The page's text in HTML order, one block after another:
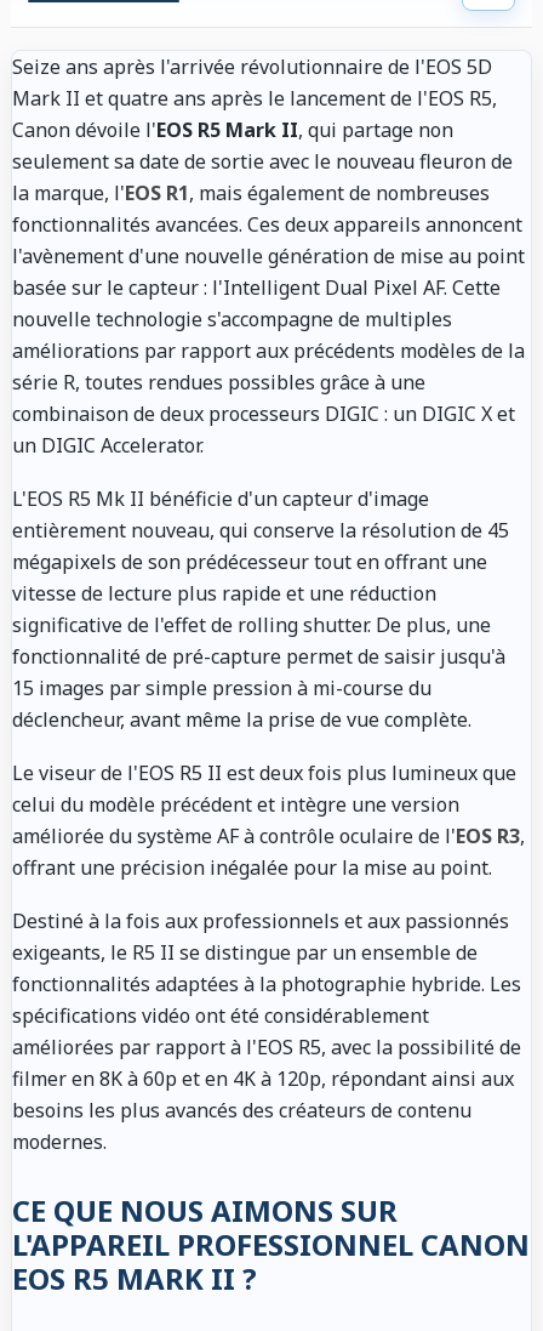
Seize ans après l'arrivée révolutionnaire de l'EOS 5D
Mark II et quatre ans après le lancement de l'EOS R5,
Canon dévoile l'EOS R5 Mark II, qui partage non
seulement sa date de sortie avec le nouveau fleuron de
la marque, l'EOS R1, mais également de nombreuses
fonctionnalités avancées. Ces deux appareils annoncent
l'avènement d'une nouvelle génération de mise au point
basée sur le capteur : l'Intelligent Dual Pixel AF. Cette
nouvelle technologie s'accompagne de multiples
améliorations par rapport aux précédents modèles de la
série R, toutes rendues possibles grâce à une
combinaison de deux processeurs DIGIC : un DIGIC X et
un DIGIC Accelerator.
L'EOS R5 Mk II bénéficie d'un capteur d'image
entièrement nouveau, qui conserve la résolution de 45
mégapixels de son prédécesseur tout en offrant une
vitesse de lecture plus rapide et une réduction
significative de l'effet de rolling shutter. De plus, une
fonctionnalité de pré-capture permet de saisir jusqu'à
15 images par simple pression à mi-course du
déclencheur, avant même la prise de vue complète.
Le viseur de l'EOS R5 II est deux fois plus lumineux que
celui du modèle précédent et intègre une version
améliorée du système AF à contrôle oculaire de l'EOS R3,
offrant une précision inégalée pour la mise au point.
Destiné à la fois aux professionnels et aux passionnés
exigeants, le R5 II se distingue par un ensemble de
fonctionnalités adaptées à la photographie hybride. Les
spécifications vidéo ont été considérablement
améliorées par rapport à l'EOS R5, avec la possibilité de
filmer en 8K à 60p et en 4K à 120p, répondant ainsi aux
besoins les plus avancés des créateurs de contenu
modernes.
CE QUE NOUS AIMONS SUR
L'APPAREIL PROFESSIONNEL CANON
EOS R5 MARK II ?